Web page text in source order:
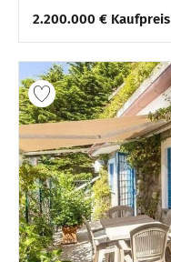
2.200.000 € Kaufpreis